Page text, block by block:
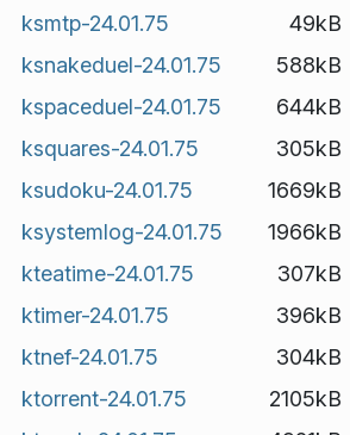
ksmtp-24.01.75
49kB
ksnakeduel-24.01.75
588kB
kspaceduel-24.01.75
644kB
ksquares-24.01.75
305kB
ksudoku-24.01.75
1669kB
ksystemlog-24.01.75
1966kB
kteatime-24.01.75
307kB
ktimer-24.01.75
396kB
ktnef-24.01.75
304kB
ktorrent-24.01.75
2105kB